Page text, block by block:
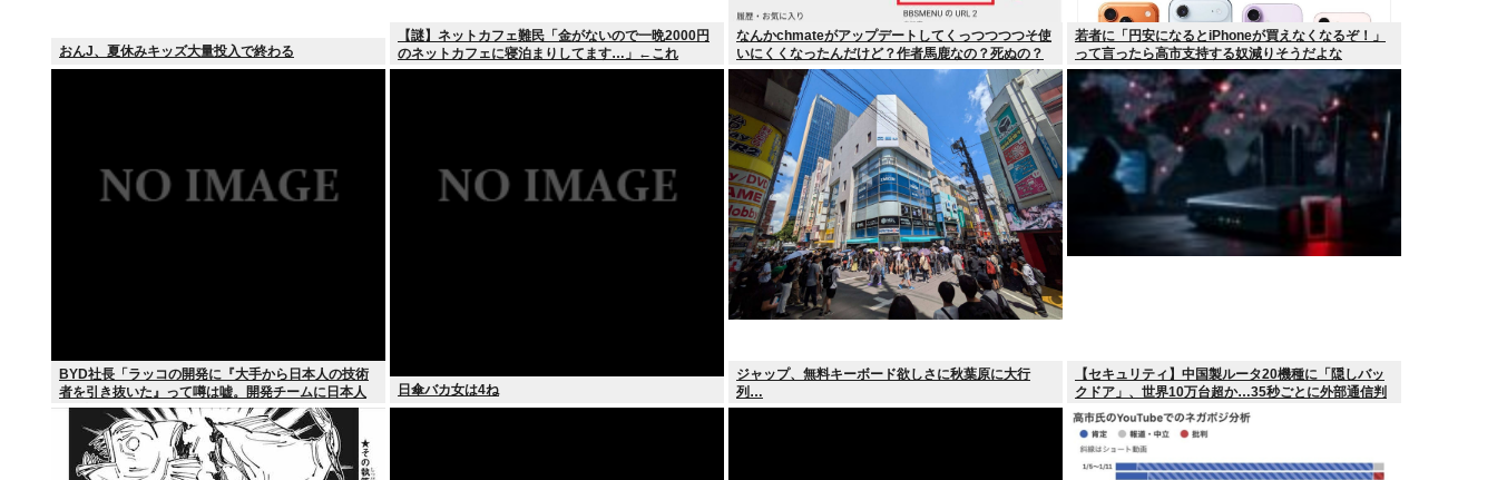
おんJ、夏休みキッズ大量投入で終わる
【謎】ネットカフェ難民「金がないので一晩2000円
のネットカフェに寝泊まりしてます…」←これ
なんかchmateがアップデートしてくっつつつつそ使
いにくくなったんだけど？作者馬鹿なの？死ぬの？
若者に「円安になるとiPhoneが買えなくなるぞ！」
って言ったら高市支持する奴減りそうだよな
BYD社長「ラッコの開発に『大手から日本人の技術
者を引き抜いた』って噂は嘘。開発チームに日本人
は0人です」
日傘バカ女は4ね
ジャップ、無料キーボード欲しさに秋葉原に大行
列…
【セキュリティ】中国製ルータ20機種に「隠しバッ
クドア」、世界10万台超か…35秒ごとに外部通信判
明